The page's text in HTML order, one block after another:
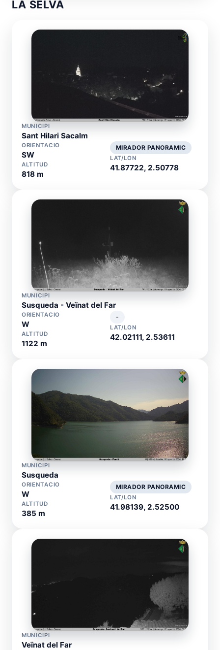
LA SELVA
MUNICIPI
Sant Hilari Sacalm
ORIENTACIO
SW
ALTITUD
818 m
MIRADOR PANORAMIC
LAT/LON
41.87722, 2.50778
MUNICIPI
Susqueda - Veïnat del Far
ORIENTACIO
W
ALTITUD
1122 m
-
LAT/LON
42.02111, 2.53611
MUNICIPI
Susqueda
ORIENTACIO
W
ALTITUD
385 m
MIRADOR PANORAMIC
LAT/LON
41.98139, 2.52500
MUNICIPI
Veïnat del Far